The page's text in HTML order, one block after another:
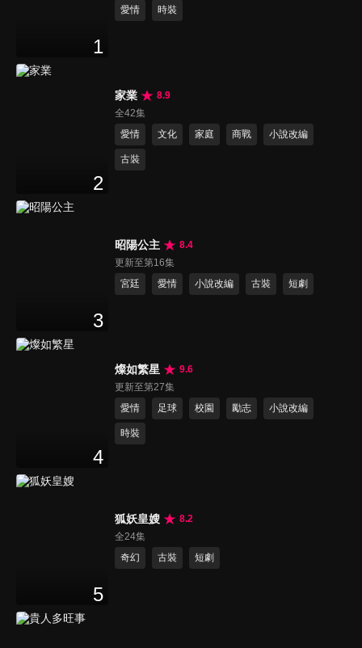
1
愛情
時裝
2
家業
8.9
全42集
愛情
文化 家庭 商戰 小說改編
古裝
3
昭陽公主
8.4
更新至第16集
宮廷
愛情 小說改編 古裝 短劇
4
燦如繁星
9.6
更新至第27集
愛情
足球 校園 勵志 小說改編
時裝
5
狐妖皇嫂
8.2
全24集
奇幻
古裝 短劇